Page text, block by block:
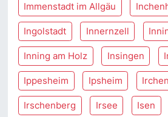
Immenstadt im Allgäu
Ingolstadt Innernzell
Inning am Holz Insingen
Ippesheim Ipsheim
Irschenberg Irsee Isen